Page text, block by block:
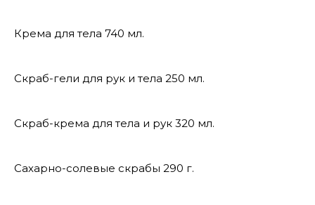
Крема для тела 740 мл.
Скраб-гели для рук и тела 250 мл.
Скраб-крема для тела и рук 320 мл.
Сахарно-солевые скрабы 290 г.